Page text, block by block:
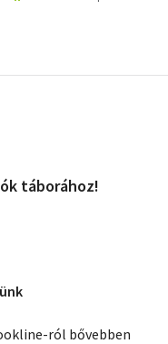
táborához!
ról bővebben